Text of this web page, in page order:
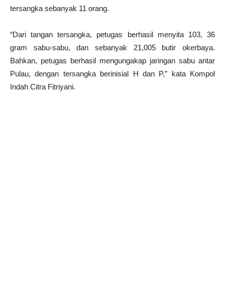
tersangka sebanyak 11 orang.
“Dari tangan tersangka, petugas berhasil menyita 103, 36
gram sabu-sabu, dan sebanyak 21,005 butir okerbaya.
Bahkan, petugas berhasil mengungakap jaringan sabu antar
Pulau, dengan tersangka berinisial H dan P,” kata Kompol
Indah Citra Fitriyani.